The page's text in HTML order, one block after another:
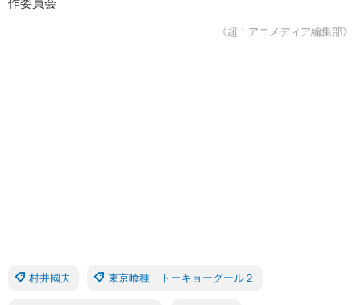
《超！アニメディア編集部》
村井國夫 東京喰種 トーキョーグール２